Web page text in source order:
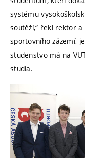
systému
soutěží,“ řekl rektor
sportovního zázemí,
studenstvo má na
studia.